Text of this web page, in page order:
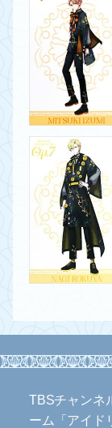
TBSチャンネ
ーム「アイド